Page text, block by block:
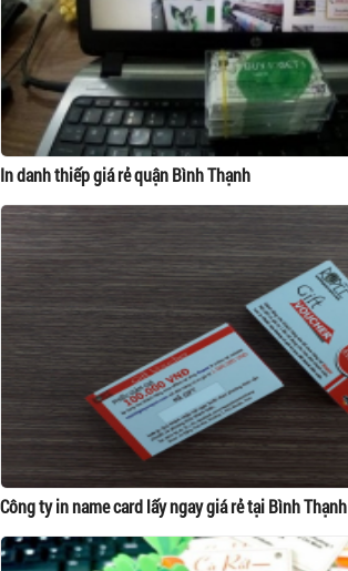
In danh thiếp giá rẻ quận Bình Thạnh
Công ty in name card lấy ngay giá rẻ tại Bình Thạnh